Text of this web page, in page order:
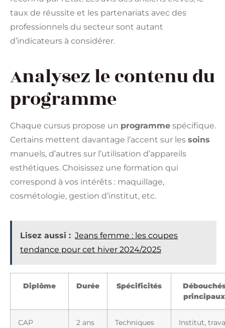
taux de réussite et les partenariats avec des
professionnels du secteur sont autant
d’indicateurs à considérer.
Analysez le contenu du
programme
Chaque cursus propose un programme spécifique.
Certains mettent davantage l’accent sur les soins
manuels, d’autres sur l’utilisation d’appareils
esthétiques. Choisissez une formation qui
correspond à vos intérêts : maquillage,
cosmétologie, gestion d’institut, etc.
Lisez aussi : Jeans femme : les coupes
tendance pour cet hiver 2024/2025
Diplôme Durée Spécificités
principaux
CAP
2 ans
Techniques
Institut,